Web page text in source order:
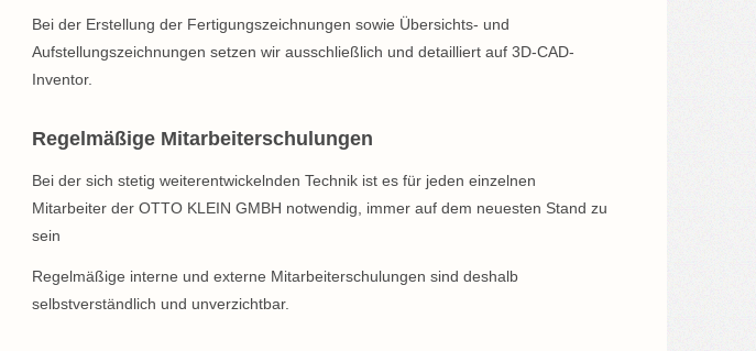
Bei der Erstellung der Fertigungszeichnungen sowie Übersichts- und
Aufstellungszeichnungen setzen wir ausschließlich und detailliert auf 3D-CAD-
Inventor.
Regelmäßige Mitarbeiterschulungen
Bei der sich stetig weiterentwickelnden Technik ist es für jeden einzelnen
Mitarbeiter der OTTO KLEIN GMBH notwendig, immer auf dem neuesten Stand zu
sein
Regelmäßige interne und externe Mitarbeiterschulungen sind deshalb
selbstverständlich und unverzichtbar.